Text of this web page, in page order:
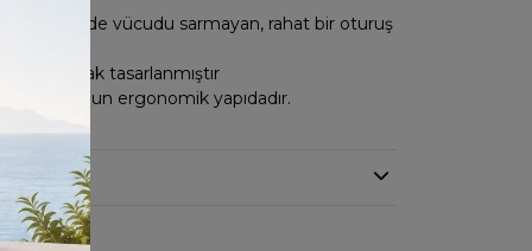
sayesinde vücudu sarmayan, rahat bir oturuş
özel olarak tasarlanmıştır
uygun ergonomik yapıdadır.